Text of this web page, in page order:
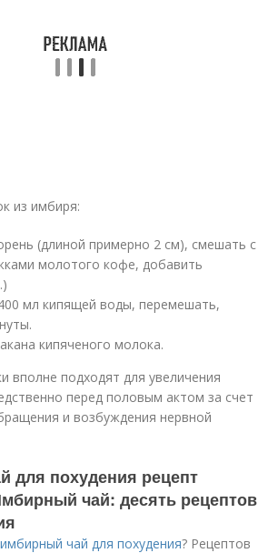
из имбиря:
(длиной примерно 2 см), смешать с
молотого кофе, добавить
мл кипящей воды, перемешать,
кипяченого молока.
вполне подходят для увеличения
перед половым актом за счет
и возбуждения нервной
для похудения рецепт
чай: десять рецептов
имбирный чай для похудения? Рецептов